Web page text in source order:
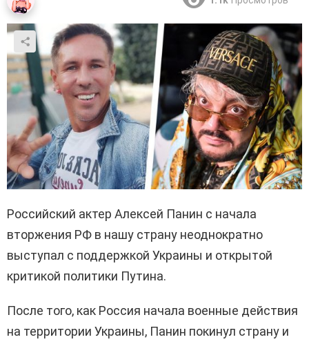
Российский актер Алексей Панин с начала
вторжения РФ в нашу страну неоднократно
выступал с поддержкой Украины и открытой
критикой политики Путина.
После того, как Россия начала военные действия
на территории Украины, Панин покинул страну и